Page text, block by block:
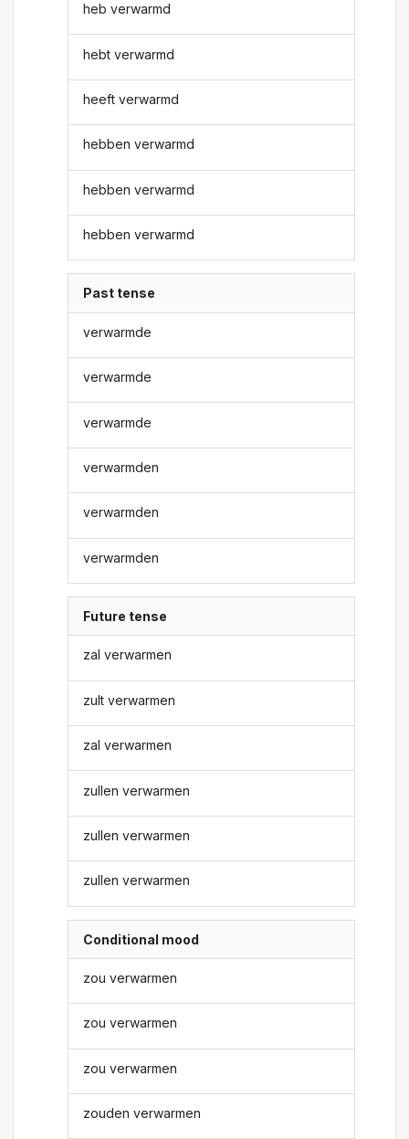
heb verwarmd
hebt verwarmd
heeft verwarmd
hebben verwarmd
hebben verwarmd
hebben verwarmd
Past tense
verwarmde
verwarmde
verwarmde
verwarmden
verwarmden
verwarmden
Future tense
zal verwarmen
zult verwarmen
zal verwarmen
zullen verwarmen
zullen verwarmen
zullen verwarmen
Conditional mood
zou verwarmen
zou verwarmen
zou verwarmen
zouden verwarmen